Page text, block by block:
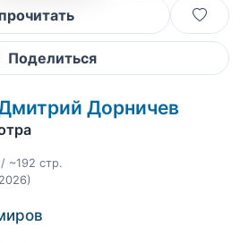
Поделиться
Дорничев
~192 стр.